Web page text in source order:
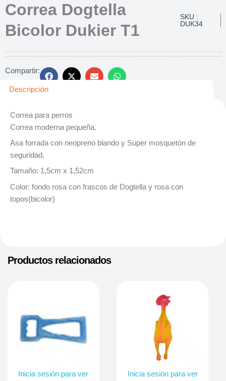
Correa Dogtella
Bicolor Dukier T1
SKU :
DUK34
Compartir:
Descripción
Correa para perros
Correa moderna pequeña.
Asa forrada con neopreno blando y Super mosquetón de
seguridad.
Tamaño: 1,5cm x 1,52cm
Color: fondo rosa con frascos de Dogtella y rosa con
topos(bicolor)
Productos relacionados
Inicia sesión para ver
Inicia sesión para ver